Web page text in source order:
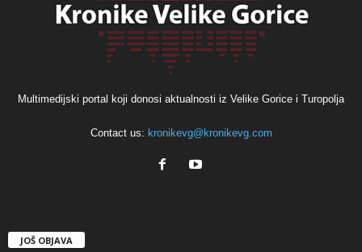
Multimedijski portal koji donosi aktualnosti iz Velike Gorice i Turopolja
Contact us: kronikevg@kronikevg.com
JOŠ OBJAVA